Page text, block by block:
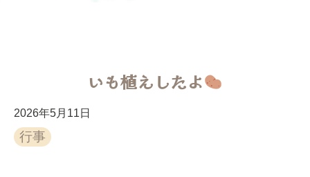
いも植えしたよ
2026年5月11日
行事